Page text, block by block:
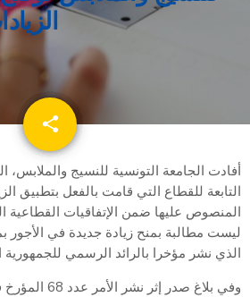
share
email
أفادت الجامعة التونسية للنسيج
التابعة للقطاع التي قامت بالفعل بتطبيق
ليست مطالبة بمنح زيادة جديدة في الأجور
الذي نشر مؤخرا بالرائد الرسمي للجمهورية